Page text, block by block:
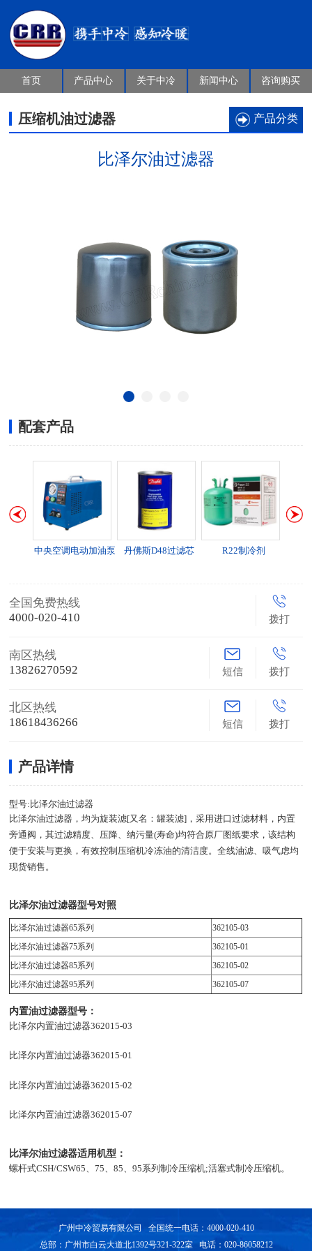
首页 产品中心 关于中冷 新闻中心 咨询购买
压缩机油过滤器 产品分类
比泽尔油过滤器
配套产品
中央空调电动加油泵 丹佛斯D48过滤芯 R22制冷剂
全国免费热线
4000-020-410
拨打
南区热线
13826270592
短信 拨打
北区热线
18618436266
短信 拨打
产品详情
型号:比泽尔油过滤器
比泽尔油过滤器，均为旋装滤[又名：罐装滤]，采用进口过滤材料，内置
旁通阀，其过滤精度、压降、纳污量(寿命)均符合原厂图纸要求，该结构
便于安装与更换，有效控制压缩机冷冻油的清洁度。全线油滤、吸气虑均
现货销售。
比泽尔油过滤器型号对照
比泽尔油过滤器65系列
362105-03
比泽尔油过滤器75系列
362105-01
比泽尔油过滤器85系列
362105-02
比泽尔油过滤器95系列
362105-07
内置油过滤器型号：
比泽尔内置油过滤器362015-03
比泽尔内置油过滤器362015-01
比泽尔内置油过滤器362015-02
比泽尔内置油过滤器362015-07
比泽尔油过滤器适用机型：
螺杆式CSH/CSW65、75、85、95系列制冷压缩机;活塞式制冷压缩机。
广州中冷贸易有限公司 全国统一电话：4000-020-410
总部：广州市白云大道北1392号321-322室 电话：020-86058212